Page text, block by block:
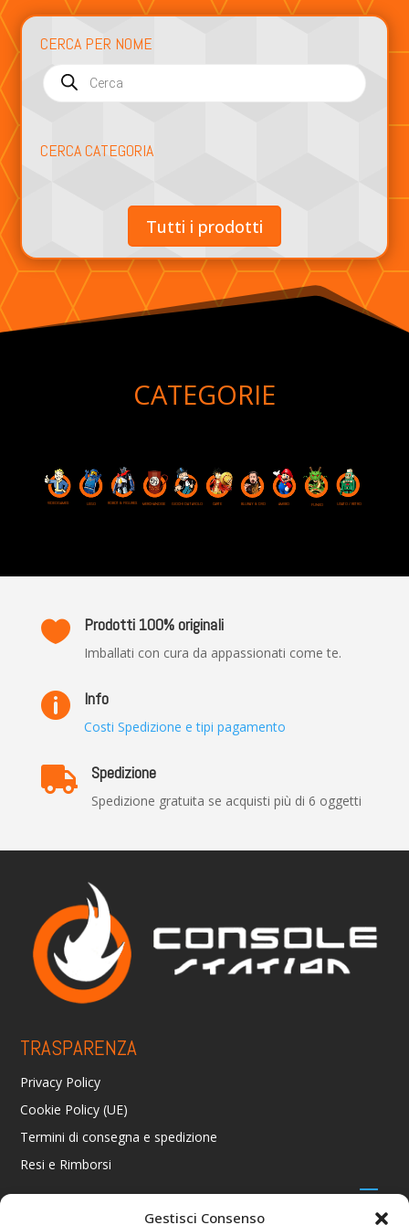
Gestisci Consenso
CERCA PER NOME
Products
search
CERCA CATEGORIA
Tutti i prodotti
CATEGORIE
VIDEOGAMES LEGO ROBOT & FIGURES MERCHANDISE GIOCHI DA TAVOLO CARTE BLURAY & DVD AMIIBO FUNKO USATO / RETRO
 Prodotti 100% originali
Imballati con cura da appassionati come te.
 Info
Costi Spedizione e tipi pagamento
 Spedizione
Spedizione gratuita se acquisti più di 6 oggetti
TRASPARENZA
Privacy Policy
Cookie Policy (UE)
Termini di consegna e spedizione
Resi e Rimborsi